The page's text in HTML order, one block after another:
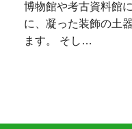
博物館や考古資料館
に、凝った装飾の土
ます。 そし…